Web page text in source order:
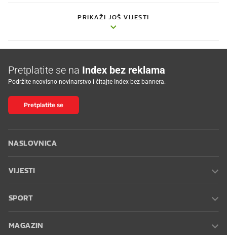
PRIKAŽI JOŠ VIJESTI
Pretplatite se na Index bez reklama
Podržite neovisno novinarstvo i čitajte Index bez bannera.
Pretplatite se
NASLOVNICA
VIJESTI
SPORT
MAGAZIN